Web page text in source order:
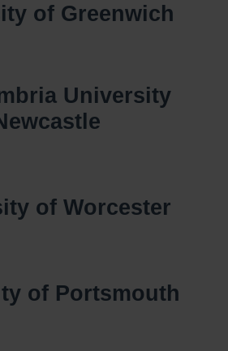
of Greenwich
University
of Worcester
of Portsmouth